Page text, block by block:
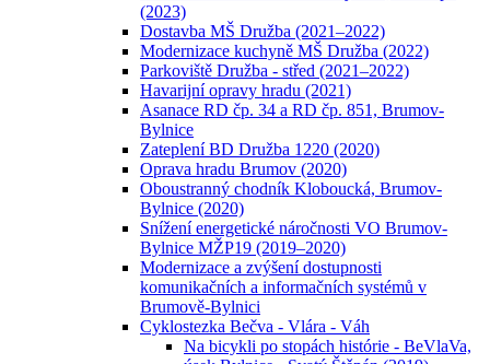
(2023)
Dostavba MŠ Družba (2021–2022)
Modernizace kuchyně MŠ Družba (2022)
Parkoviště Družba - střed (2021–2022)
Havarijní opravy hradu (2021)
Asanace RD čp. 34 a RD čp. 851, Brumov-
Bylnice
Zateplení BD Družba 1220 (2020)
Oprava hradu Brumov (2020)
Oboustranný chodník Kloboucká, Brumov-
Bylnice (2020)
Snížení energetické náročnosti VO Brumov-
Bylnice MŽP19 (2019–2020)
Modernizace a zvýšení dostupnosti
komunikačních a informačních systémů v
Brumově-Bylnici
Cyklostezka Bečva - Vlára - Váh
Na bicykli po stopách histórie - BeVlaVa,